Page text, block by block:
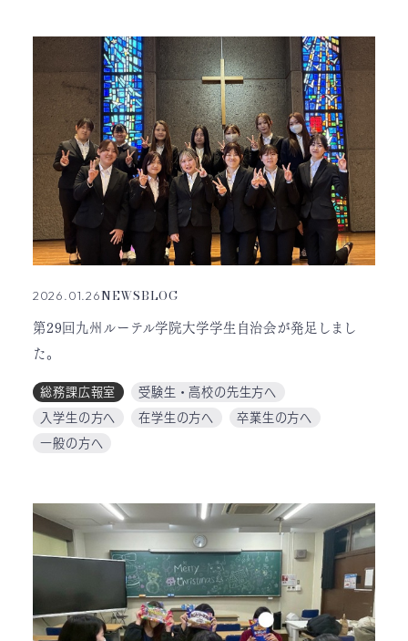
2026.01.26NEWSBLOG
第29回九州ルーテル学院大学学生自治会が発足しまし
た。
総務課広報室
受験生・高校の先生方へ
入学生の方へ
在学生の方へ
卒業生の方へ
一般の方へ